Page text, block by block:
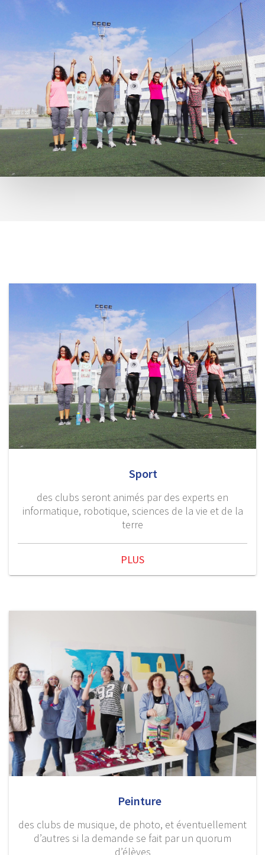
Sport
des clubs seront animés par des experts en
informatique, robotique, sciences de la vie et de la
terre
PLUS
Peinture
des clubs de musique, de photo, et éventuellement
d’autres si la demande se fait par un quorum
d’élèves